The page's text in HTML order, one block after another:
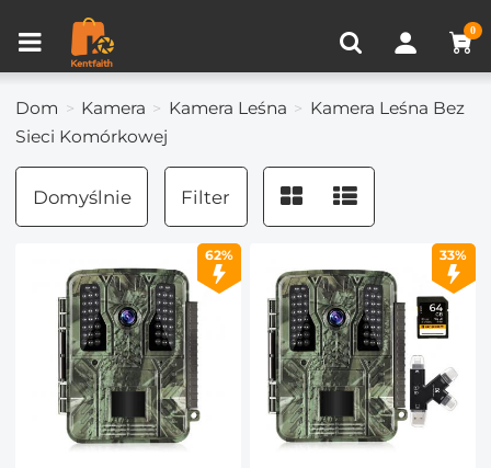
0
Porównanie produktów (0)
Dom Kamera Kamera Leśna
Kamera Leśna Bez
Sieci Komórkowej
Domyślnie Filter
62% 33%